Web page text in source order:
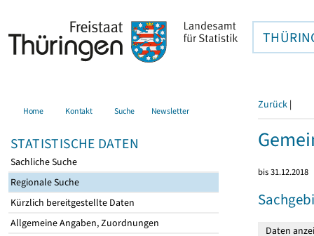
Home Kontakt Suche Newsletter
STATISTISCHE DATEN
Sachliche Suche
Regionale Suche
Kürzlich bereitgestellte Daten
Allgemeine Angaben, Zuordnungen
Zurück |
bis 31.12.2018